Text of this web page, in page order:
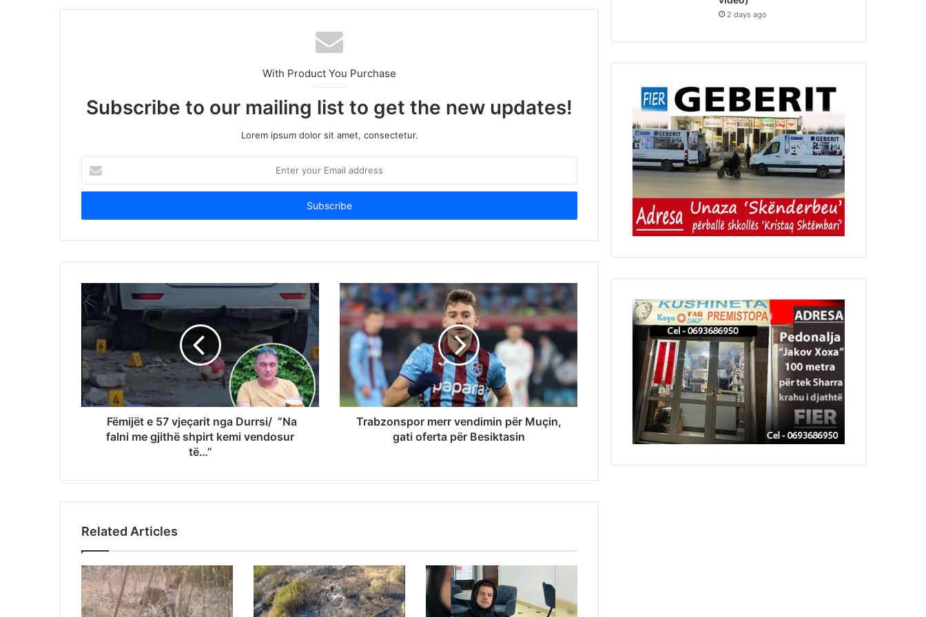
With Product You Purchase
Subscribe to our mailing list to get the new updates!
Lorem ipsum dolor sit amet, consectetur.
your
Email
Fëmijët e 57 vjeçarit nga Durrsi/ “Na
falni me gjithë shpirt kemi vendosur
të…”
Trabzonspor merr vendimin për Muçin,
gati oferta për Besiktasin
Related Articles
2 days ago